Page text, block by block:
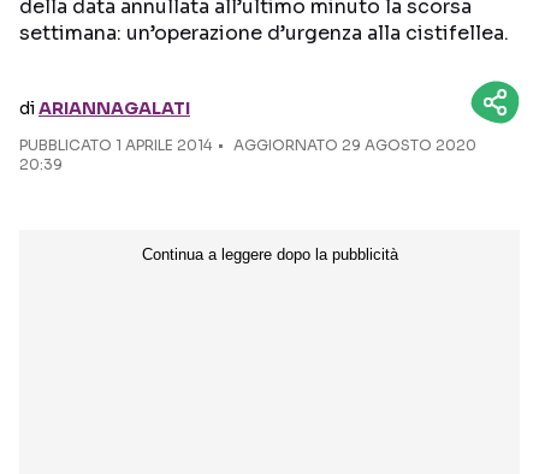
Seguici sui social
della data annullata all’ultimo minuto la scorsa
settimana: un’operazione d’urgenza alla cistifellea.
diARIANNAGALATI
PUBBLICATO 1 APRILE 2014
AGGIORNATO 29 AGOSTO 2020
20:39